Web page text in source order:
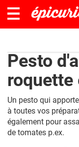
Pesto
roquette
Un pesto qui
à toutes vos
également pour
de tomates p.ex.